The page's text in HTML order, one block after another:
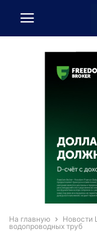
На главную Новости
водопроводных труб